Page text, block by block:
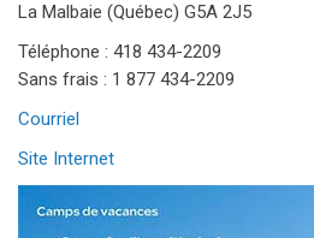
La Malbaie (Québec) G5A 2J5
Téléphone : 418 434-2209
Sans frais : 1 877 434-2209
Courriel
Site Internet